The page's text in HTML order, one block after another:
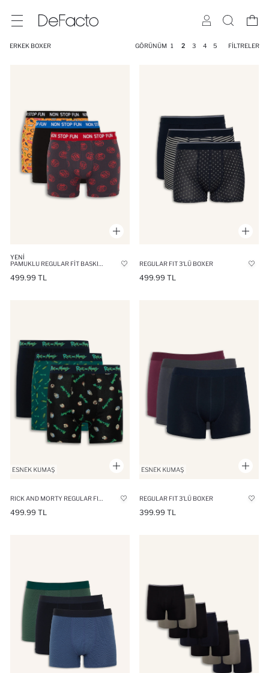
ERKEK BOXER GÖRÜNÜM 1 2 3 4 5 FILTRELER
YENI
499.99 TL
REGULAR FIT 3'LÜ BOXER
499.99 TL
499.99 TL
REGULAR FIT 3'LÜ BOXER
399.99 TL